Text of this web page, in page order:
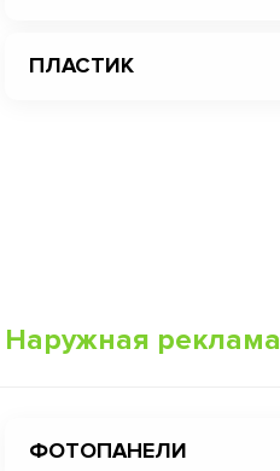
ПЛАСТИК
Наружная реклама
ФОТОПАНЕЛИ